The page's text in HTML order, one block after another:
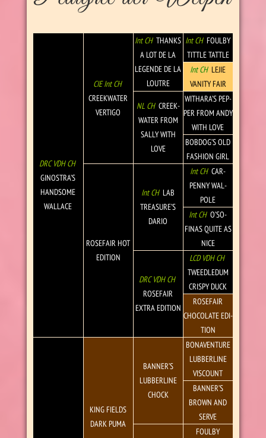
DRC VDH CH
GINO­STRA’S
HAND­SOME
WALL­ACE
CIE Int CH
CREEK­WATER
VER­TIGO
Int CHTHANKS
A LOT DE LA
LEG­ENDE DE LA
LOU­TRE
Int CHFOUL­BY
TIT­TLE TAT­TLE
Int CHLEJIE
VAN­ITY FAIR
NL CHCREEK­
WATER FROM
SALLY WITH
LOVE
WIT­HARA’S PEP­
PER FROM ANDY
WITH LOVE
BOB­DOG’S OLD
FASHION GIRL
ROSE­FAIR HOT
EDI­TION
Int CHLAB
TREA­SURE’S
DARIO
Int CHCAR­
PENNY WAL­
POLE
Int CHO’SO­
FINAS QUITE AS
NICE
DRC VDH CH
ROSE­FAIR
EXTRA EDI­TION
LCD VDH CH
TWEED­LEDUM
CRISPY DUCK
ROSE­FAIR
CHOCO­LATE EDI­
TION
KING FIELDS
DARK PUMA
BAN­NER’S
LUBBER­LINE
CHOCK
BONA­VEN­TURE
LUBBER­LINE
VIS­COUNT
BAN­NER’S
BROWN AND
SERVE
FOUL­BY